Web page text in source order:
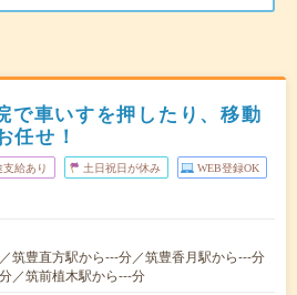
で車いすを押したり、移動
任せ！
給あり 土日祝日が休み WEB登録OK
筑豊直方駅から---分／筑豊香月駅から---分
／筑前植木駅から---分